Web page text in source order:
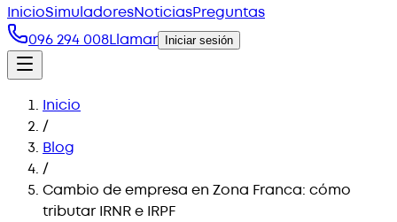
InicioSimuladoresNoticiasPreguntas
096 294 008Llamar Iniciar sesión
Inicio
/
Blog
/
Cambio de empresa en Zona Franca: cómo
tributar IRNR e IRPF